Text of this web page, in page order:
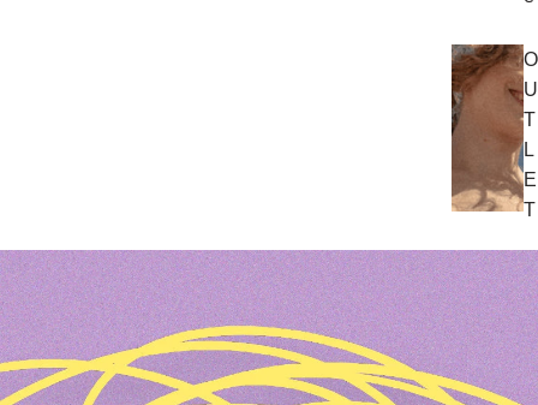
O
U
T
L
E
T